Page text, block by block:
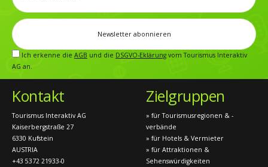
Ich erkenne die AGB und die DSGVO-Eklärung vom Tourismus Interaktiv
AG an.
Kontakt
Tourismus Interaktiv AG
Kaiserbergstraße 27
6330 Kufstein
AUSTRIA
+43 5372 21933-0
Zielgruppen
» für Tourismusregionen & -
verbände
» für Hotels & Vermieter
» für Attraktionen &
Sehenswürdigkeiten